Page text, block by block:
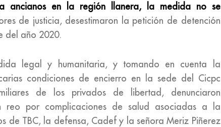
ancianos en la región llanera, la medida no se
de justicia, desestimaron la petición de detención
del año 2020.
legal y humanitaria, y tomando en cuenta la
condiciones de encierro en la sede del Cicpc
de los privados de libertad, denunciaron
reo por complicaciones de salud asociadas a la
de TBC, la defensa, Cadef y la señora Meriz Piñerez